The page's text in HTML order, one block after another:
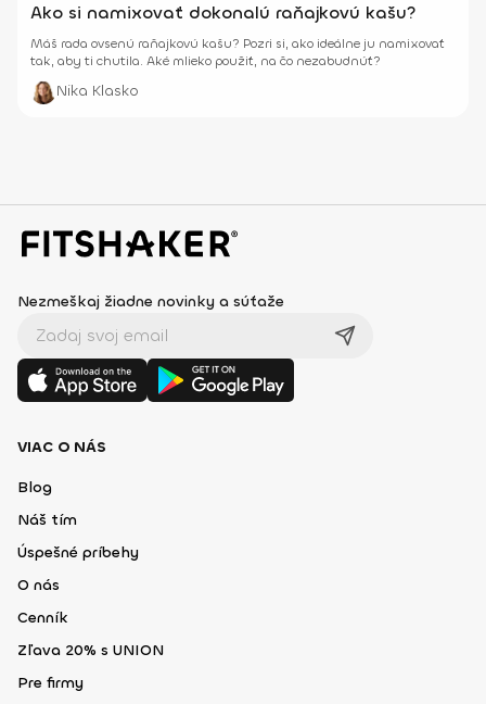
Ako si namixovať dokonalú raňajkovú kašu?
Máš rada ovsenú raňajkovú kašu? Pozri si, ako ideálne ju namixovať
tak, aby ti chutila. Aké mlieko použiť, na čo nezabudnúť?
Nika Klasko
Nezmeškaj žiadne novinky a súťaže
VIAC O NÁS
Blog
Náš tím
Úspešné príbehy
O nás
Cenník
Zľava 20% s UNION
Pre firmy